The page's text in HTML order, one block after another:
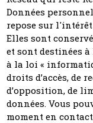
Données
repose sur l'intérêt
Elles sont
et sont destinées à
à la loi «
droits d’accès, de
d’opposition, de
données. Vous
moment en